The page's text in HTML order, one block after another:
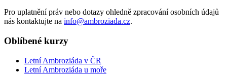
Pro uplatnění práv nebo dotazy ohledně zpracování osobních údajů
nás kontaktujte na info@ambroziada.cz.
Oblíbené kurzy
Letní Ambroziáda v ČR
Letní Ambroziáda u moře